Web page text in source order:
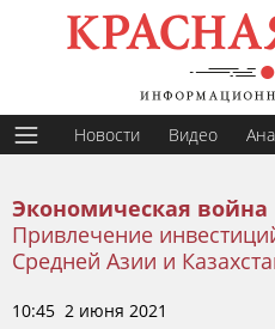
Новости Видео
Экономическая война
Привлечение
Средней Азии и
10:45 2 июня 2021